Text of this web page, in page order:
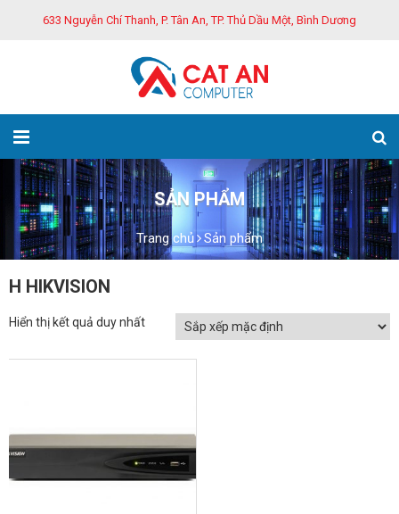
633 Nguyễn Chí Thanh, P. Tân An, TP. Thủ Dầu Một, Bình Dương
SẢN PHẨM
Trang chủ Sản phẩm
H HIKVISION
Hiển thị kết quả duy nhất